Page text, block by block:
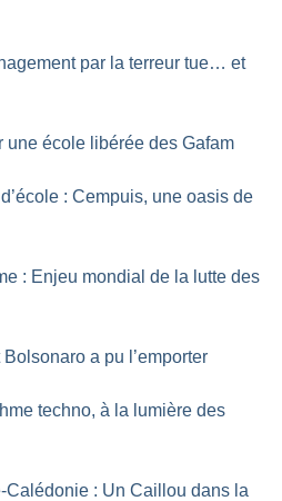
par la terreur tue… et
une école libérée des Gafam
: Cempuis, une oasis de
: Enjeu mondial de la lutte des
a pu l’emporter
techno, à la lumière des
Calédonie : Un Caillou dans la